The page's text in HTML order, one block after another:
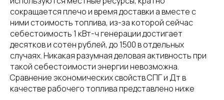
сокращается плечо и время доставки а вместе с
ними стоимость топлива, из-за которой сейчас
себестоимость 1 кВт-ч генерации достигает
десятков и сотен рублей, до 1500 в отдельных
случаях. Никакая разумная деловая активность при
такой себестоимости энергии невозможна.
Сравнение экономических свойств СПГ и Дт в
качестве рабочего топлива представлено ниже